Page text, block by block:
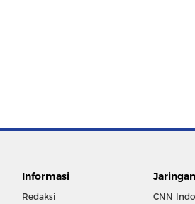
Informasi
Redaksi CNN